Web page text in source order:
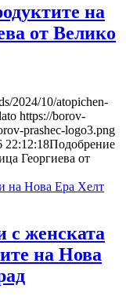
на
от Велико
2024/10/atopichen-
https://borov-
prashec-logo3.png
22:12:18Подобрение
Георгиева от
на Нова Ера Хелт
с женската
на Нова